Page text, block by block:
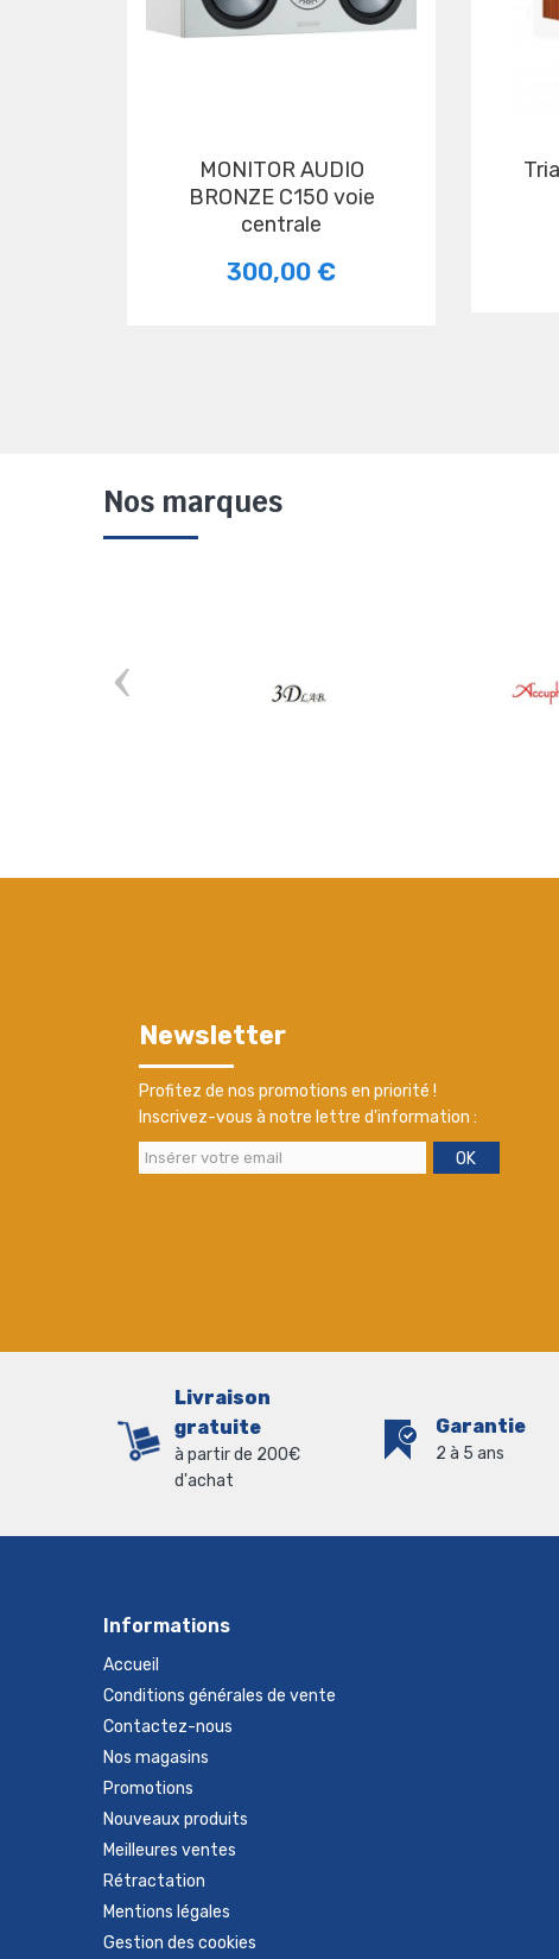
MONITOR AUDIO
BRONZE C150 voie
centrale
300,00 €
triangle sextant 902
Nos marques
Newsletter
Profitez de nos promotions en priorité !
Inscrivez-vous à notre lettre d'information :
OK
Livraison
gratuite
à partir de 200€
d'achat
Garantie
2 à 5 ans
Informations
Accueil
Conditions générales de vente
Contactez-nous
Nos magasins
Promotions
Nouveaux produits
Meilleures ventes
Rétractation
Mentions légales
Gestion des cookies